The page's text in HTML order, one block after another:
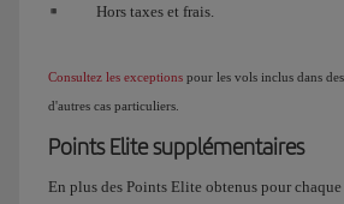
Hors taxes et frais.
Consultez les exceptions pour les vols inclus dans
d'autres cas particuliers.
Points Elite supplémentaires
En plus des Points Elite obtenus pour